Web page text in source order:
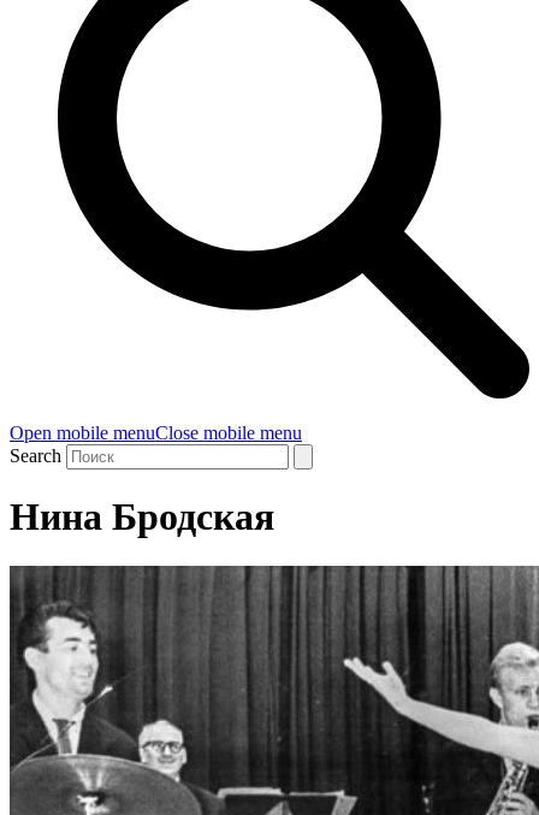
Open mobile menuClose mobile menu
Search
Нина Бродская